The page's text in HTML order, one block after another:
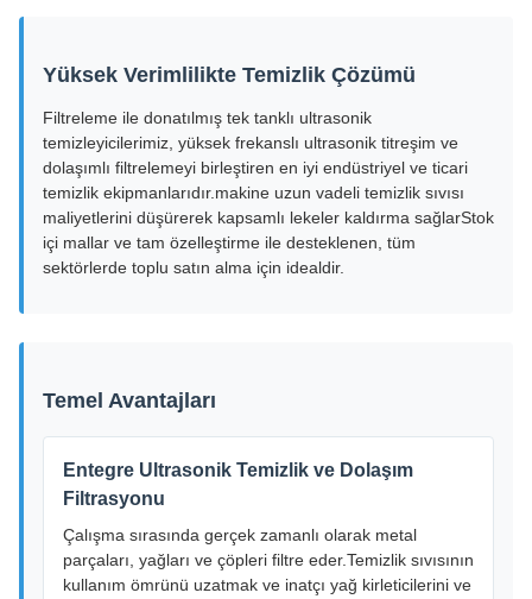
Yüksek Verimlilikte Temizlik Çözümü
Filtreleme ile donatılmış tek tanklı ultrasonik
temizleyicilerimiz, yüksek frekanslı ultrasonik titreşim ve
dolaşımlı filtrelemeyi birleştiren en iyi endüstriyel ve ticari
temizlik ekipmanlarıdır.makine uzun vadeli temizlik sıvısı
maliyetlerini düşürerek kapsamlı lekeler kaldırma sağlarStok
içi mallar ve tam özelleştirme ile desteklenen, tüm
sektörlerde toplu satın alma için idealdir.
Temel Avantajları
Entegre Ultrasonik Temizlik ve Dolaşım
Filtrasyonu
Çalışma sırasında gerçek zamanlı olarak metal
parçaları, yağları ve çöpleri filtre eder.Temizlik sıvısının
kullanım ömrünü uzatmak ve inatçı yağ kirleticilerini ve